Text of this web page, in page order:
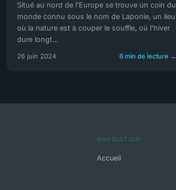
Situé au nord de l'Europe se trouve un coin du
monde connu sous le nom de Laponie, un lieu
où la nature est à couper le souffle, où l'hiver
dure longt...
26 juin 2024 6 min de lecture →
NAVIGATION
Accueil